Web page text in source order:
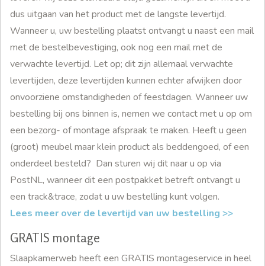
dus uitgaan van het product met de langste levertijd.
Wanneer u, uw bestelling plaatst ontvangt u naast een mail
met de bestelbevestiging, ook nog een mail met de
verwachte levertijd. Let op; dit zijn allemaal verwachte
levertijden, deze levertijden kunnen echter afwijken door
onvoorziene omstandigheden of feestdagen. Wanneer uw
bestelling bij ons binnen is, nemen we contact met u op om
een bezorg- of montage afspraak te maken. Heeft u geen
(groot) meubel maar klein product als beddengoed, of een
onderdeel besteld? Dan sturen wij dit naar u op via
PostNL, wanneer dit een postpakket betreft ontvangt u
een track&trace, zodat u uw bestelling kunt volgen.
Lees meer over de levertijd van uw bestelling >>
GRATIS montage
Slaapkamerweb heeft een GRATIS montageservice in heel